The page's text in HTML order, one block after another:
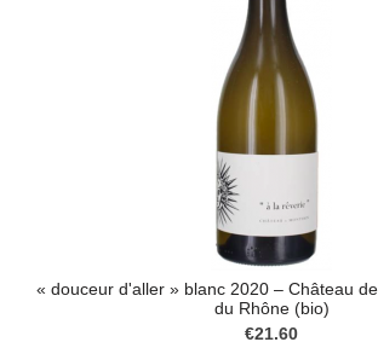
« douceur d'aller » blanc 2020 – Château
du Rhône (bio)
€21.60